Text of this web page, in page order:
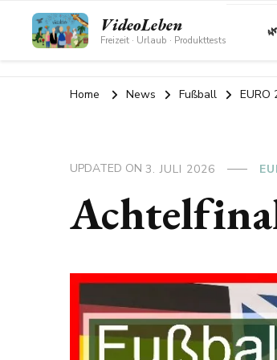
VideoLeben
Freizeit · Urlaub · Produkttests
Home News Fußball EURO
UPDATED ON 3. JULI 2026